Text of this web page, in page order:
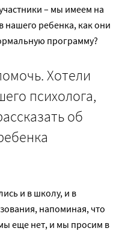
– мы имеем на
нашего ребенка, как они
программу?
Хотели
психолога,
об
и в школу, и в
напоминая, что
еще нет, и мы просим в